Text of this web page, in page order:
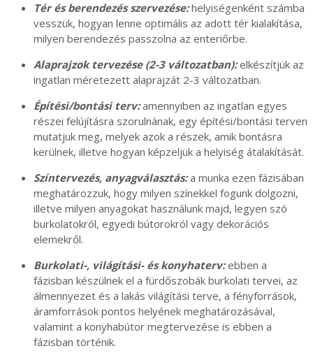
Tér és berendezés szervezése:helyiségenként számba
vesszük, hogyan lenne optimális az adott tér kialakítása,
milyen berendezés passzolna az enteriőrbe.
Alaprajzok tervezése (2-3 változatban):elkészítjük az
ingatlan méretezett alaprajzát 2-3 változatban.
Építési/bontási terv:amennyiben az ingatlan egyes
részei felújításra szorulnának, egy építési/bontási terven
mutatjuk meg, melyek azok a részek, amik bontásra
kerülnek, illetve hogyan képzeljük a helyiség átalakítását.
Színtervezés, anyagválasztás:a munka ezen fázisában
meghatározzuk, hogy milyen színekkel fogunk dolgozni,
illetve milyen anyagokat használunk majd, legyen szó
burkolatokról, egyedi bútorokról vagy dekorációs
elemekről.
Burkolati-, világítási- és konyhaterv:ebben a
fázisban készülnek el a fürdőszobák burkolati tervei, az
álmennyezet és a lakás világítási terve, a fényforrások,
áramforrások pontos helyének meghatározásával,
valamint a konyhabútor megtervezése is ebben a
fázisban történik.